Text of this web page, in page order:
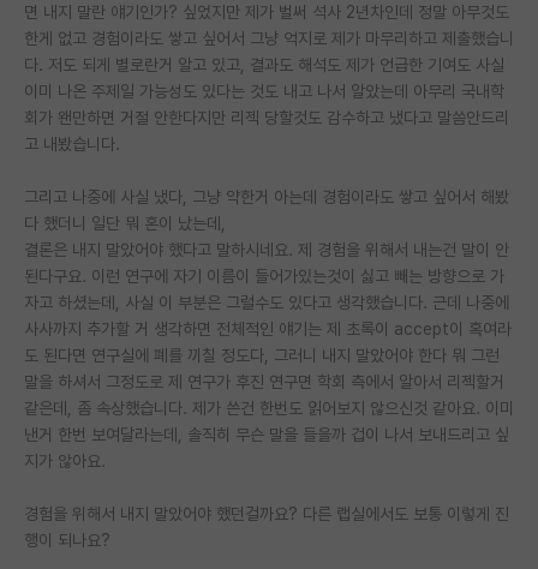
석박사 채용 정보 게시판
임용 정보 게시판
학부 인턴 게시판
임용 후기 게시판
PI 전용 게시판
인문사회 계열 게시판
특수/전문대학원 게시판
반도체/AI 게시판
장학금/장학생 게시판
홍보 게시판
면 내지 말란 얘기인가? 싶었지만 제가 벌써 석사 2년차인데 정말 아무것도
한게 없고 경험이라도 쌓고 싶어서 그냥 억지로 제가 마무리하고 제출했습니
다. 저도 되게 별로란거 알고 있고, 결과도 해석도 제가 언급한 기여도 사실
이미 나온 주제일 가능성도 있다는 것도 내고 나서 알았는데 아무리 국내학
회가 왠만하면 거절 안한다지만 리젝 당할것도 감수하고 냈다고 말씀안드리
고 내봤습니다.
그리고 나중에 사실 냈다, 그냥 약한거 아는데 경험이라도 쌓고 싶어서 해봤
다 했더니 일단 뭐 혼이 났는데,
결론은 내지 말았어야 했다고 말하시네요. 제 경험을 위해서 내는건 말이 안
된다구요. 이런 연구에 자기 이름이 들어가있는것이 싫고 빼는 방향으로 가
자고 하셨는데, 사실 이 부분은 그럴수도 있다고 생각했습니다. 근데 나중에
사사까지 추가할 거 생각하면 전체적인 얘기는 제 초록이 accept이 혹여라
도 된다면 연구실에 폐를 끼칠 정도다, 그러니 내지 말았어야 한다 뭐 그런
말을 하셔서 그정도로 제 연구가 후진 연구면 학회 측에서 알아서 리젝할거
같은데, 좀 속상했습니다. 제가 쓴건 한번도 읽어보지 않으신것 같아요. 이미
낸거 한번 보여달라는데, 솔직히 무슨 말을 들을까 겁이 나서 보내드리고 싶
지가 않아요.
경험을 위해서 내지 말았어야 했던걸까요? 다른 랩실에서도 보통 이렇게 진
행이 되나요?